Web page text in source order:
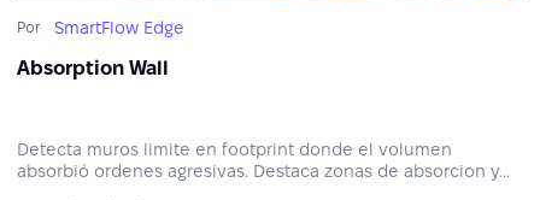
Por SmartFlow Edge
Absorption Wall
Detecta muros limite en footprint donde el volumen
absorbió ordenes agresivas. Destaca zonas de absorcion y